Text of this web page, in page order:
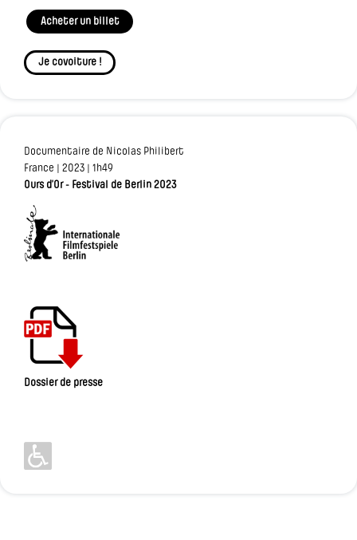
Acheter un billet
Je covoiture !
Documentaire de Nicolas Philibert
France | 2023 | 1h49
Ours d’Or - Festival de Berlin 2023
Dossier de presse